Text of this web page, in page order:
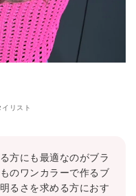
リスト
方にも最適なのがブラ
のワンカラーで作るブ
るさを求める方におす